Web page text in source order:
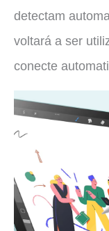
detectam
voltará a ser
conecte